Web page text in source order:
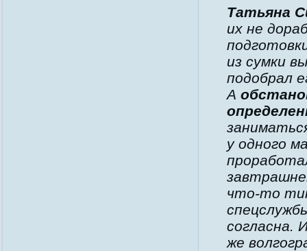
Татьяна
их не
из сумки
подобрал
А
у одного
что-то
согласна.
же